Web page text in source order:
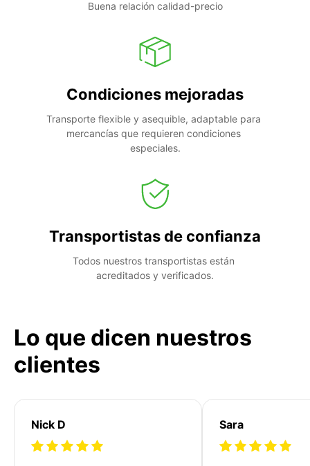
Buena relación calidad-precio
Condiciones mejoradas
Transporte flexible y asequible, adaptable para
mercancías que requieren condiciones
especiales.
Transportistas de confianza
Todos nuestros transportistas están
acreditados y verificados.
Lo que dicen nuestros
clientes
Nick D Sara